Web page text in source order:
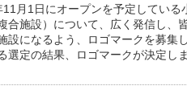
月1日にオープンを予定している
合施設）について、広く発信し、
設になるよう、ロゴマークを募集
選定の結果、ロゴマークが決定しま